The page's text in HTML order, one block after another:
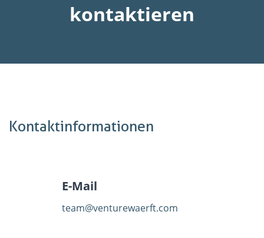
kontaktieren
Kontaktinformationen
E-Mail
team@venturewaerft.com